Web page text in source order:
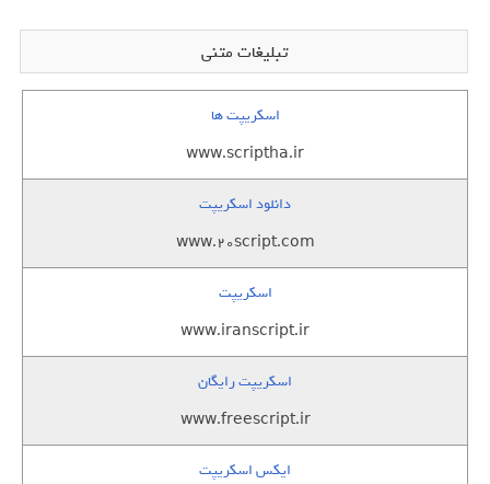
تبلیغات متنی
اسکریپت ها
www.scriptha.ir
دانلود اسکریپت
www.20script.com
اسکریپت
www.iranscript.ir
اسکریپت رایگان
www.freescript.ir
ایکس اسکریپت